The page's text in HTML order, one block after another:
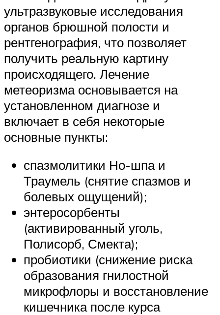
ультразвуковые исследования
органов брюшной полости и
рентгенография, что позволяет
получить реальную картину
происходящего. Лечение
метеоризма основывается на
установленном диагнозе и
включает в себя некоторые
основные пункты:
спазмолитики Но-шпа и
Траумель (снятие спазмов и
болевых ощущений);
энтеросорбенты
(активированный уголь,
Полисорб, Смекта);
пробиотики (снижение риска
образования гнилостной
микрофлоры и восстановление
кишечника после курса